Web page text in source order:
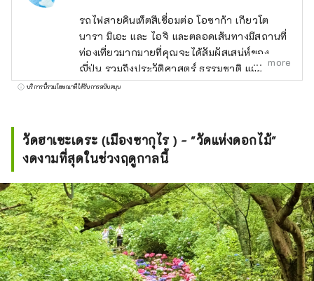
รถไฟสายคินเท็ตสึเชื่อมต่อ โอซาก้า เกียวโต
นารา มิเอะ และ ไอจิ และตลอดเส้นทางมีสถานที่
ท่องเที่ยวมากมายที่คุณจะได้สัมผัสเสน่ห์ของ
ญี่ปุ่น รวมถึงประวัติศาสตร์ ธรรมชาติ และ
วัฒนธรรมอาหาร เราได้รวบรวมข้อมูลที่เป็น
เส้นทาง ร้านอาหารและโรงแรมที่แนะนำ และ
เคล็ดลับที่เป็นประโยชน์สำหรับการเดินทางของ
คุณ ภาพหน้าปกแสดงให้เห็นอ่าวอะโกะใน
จังหวัดมิเอะ ซึ่งขึ้นชื่อว่าเป็นแหล่งกำเนิดไข่มุก
อ่าวแห่งนี้เหมาะสำหรับนักล่องเรือชมทิวทัศน์อัน
เงียบสงบของหมู่เกาะมากมาย
more
บริการนี้รวมโฆษณาที่ได้รับการสนับสนุน
วัดฮาเซะเดระ (เมืองซากุไร ) - "วัดแห่งดอกไม้"
งดงามที่สุดในช่วงฤดูกาลนี้